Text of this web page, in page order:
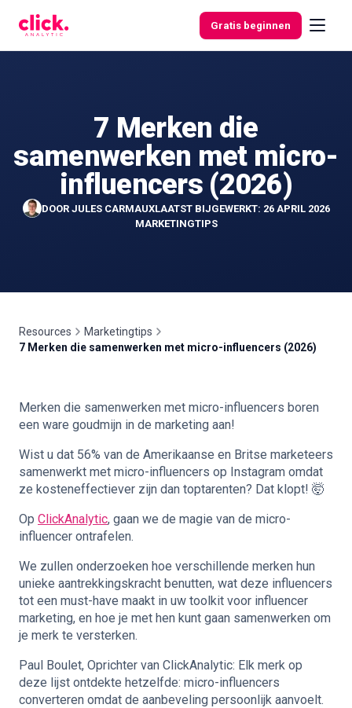
Gratis beginnen
Gratis
7 Merken die
samenwerken met micro-
influencers (2026)
DOOR JULES CARMAUXLAATST BIJGEWERKT: 26 APRIL 2026
MARKETINGTIPS
Resources
Marketingtips
7 Merken die samenwerken met micro-influencers (2026)
Merken die samenwerken met micro-influencers boren
een ware goudmijn in de marketing aan!
Wist u dat 56% van de Amerikaanse en Britse marketeers
samenwerkt met micro-influencers op Instagram omdat
ze kosteneffectiever zijn dan toptarenten? Dat klopt! 🤯
Op ClickAnalytic, gaan we de magie van de micro-
influencer ontrafelen.
We zullen onderzoeken hoe verschillende merken hun
unieke aantrekkingskracht benutten, wat deze influencers
tot een must-have maakt in uw toolkit voor influencer
marketing, en hoe je met hen kunt gaan samenwerken om
je merk te versterken.
Paul Boulet, Oprichter van ClickAnalytic: Elk merk op
deze lijst ontdekte hetzelfde: micro-influencers
converteren omdat de aanbeveling persoonlijk aanvoelt.